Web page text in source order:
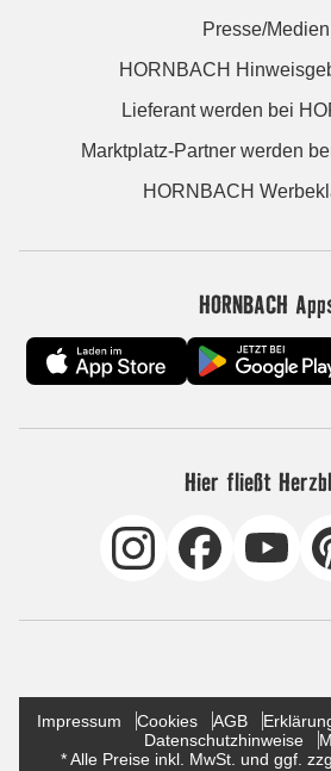
Presse/Medien
HORNBACH
Lieferant werden bei
Marktplatz-Partner werden
HORNBACH
HORNBACH
Hier fließt
Impressum Cookies AGB
Datenschutzhinweise
* Alle Preise inkl. MwSt. und ggf.